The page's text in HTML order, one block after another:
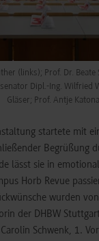
(links); Prof. Dr. Beate
Dipl.-Ing. Wilfried
Gläser; Prof. Antje Katona
startete mit
Begrüßung
lässt sie in
Horb Revue
wurden
der DHBW
Schwenk, 1.